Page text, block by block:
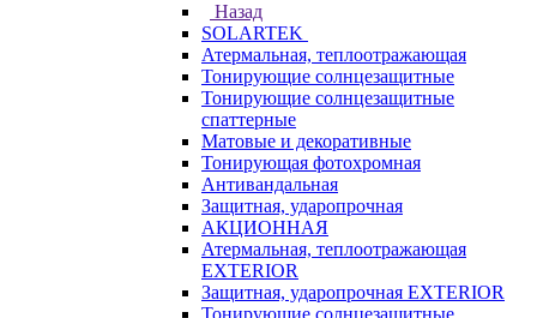
Назад
SOLARTEK
Атермальная, теплоотражающая
Тонирующие солнцезащитные
Тонирующие солнцезащитные
спаттерные
Матовые и декоративные
Тонирующая фотохромная
Антивандальная
Защитная, ударопрочная
АКЦИОННАЯ
Атермальная, теплоотражающая
EXTERIOR
Защитная, ударопрочная EXTERIOR
Тонирующие солнцезащитные